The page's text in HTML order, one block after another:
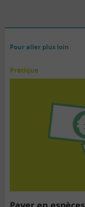
Pour aller plus loin
Pratique